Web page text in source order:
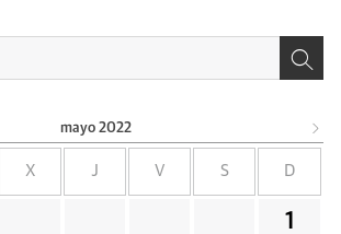
mayo 2022
X J V S D
1